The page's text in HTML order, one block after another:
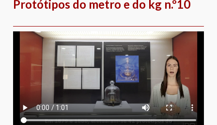
Protótipos do metro e do kg n.º10